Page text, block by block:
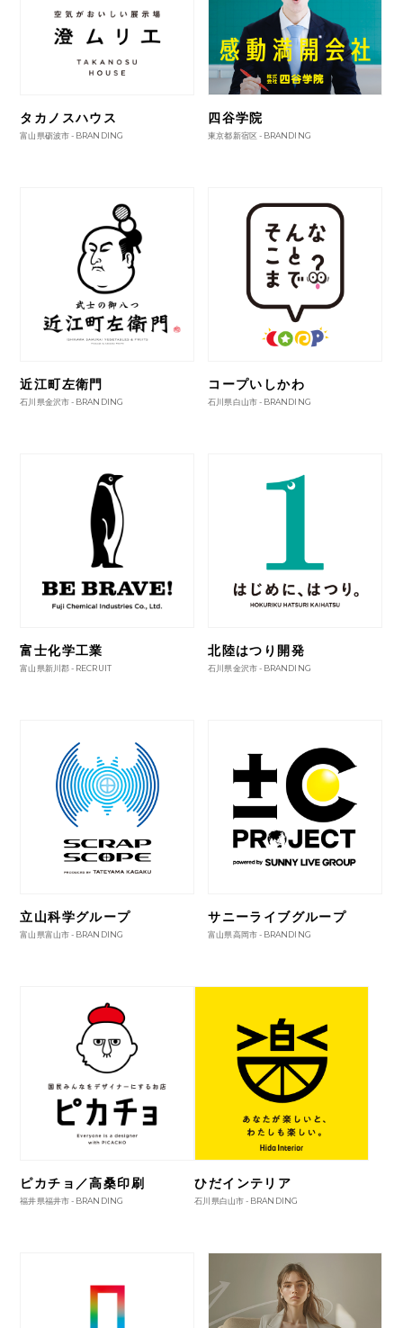
タカノスハウス
富山県砺波市 - BRANDING
四谷学院
東京都新宿区 - BRANDING
近江町左衛門
石川県金沢市 - BRANDING
コープいしかわ
石川県白山市 - BRANDING
富士化学工業
富山県新川郡 - RECRUIT
北陸はつり開発
石川県金沢市 - BRANDING
立山科学グループ
富山県富山市 - BRANDING
サニーライブグループ
富山県高岡市 - BRANDING
ピカチョ／高桑印刷
福井県福井市 - BRANDING
ひだインテリア
石川県白山市 - BRANDING